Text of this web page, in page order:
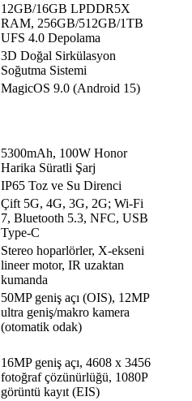
12GB/16GB LPDDR5X
RAM, 256GB/512GB/1TB
UFS 4.0 Depolama
3D Doğal Sirkülasyon
Soğutma Sistemi
MagicOS 9.0 (Android 15)
5300mAh, 100W Honor
Harika Süratli Şarj
IP65 Toz ve Su Direnci
Çift 5G, 4G, 3G, 2G; Wi-Fi
7, Bluetooth 5.3, NFC, USB
Type-C
Stereo hoparlörler, X-ekseni
lineer motor, IR uzaktan
kumanda
50MP geniş açı (OIS), 12MP
ultra geniş/makro kamera
(otomatik odak)
16MP geniş açı, 4608 x 3456
fotoğraf çözünürlüğü, 1080P
görüntü kayıt (EIS)